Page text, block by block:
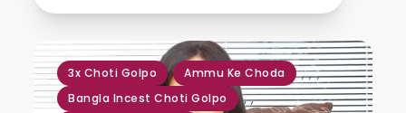
3x Choti Golpo ,
Ammu Ke Choda ,
Bangla Incest Choti Golpo
,
,,